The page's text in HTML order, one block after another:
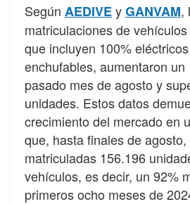
Según AEDIVEyGANVAM,
matriculaciones de
que incluyen 100%
enchufables, aumentaron un
pasado mes de agosto y
unidades. Estos datos
crecimiento del mercado en
que, hasta finales de
matriculadas 156.196
vehículos, es decir, un 92%
primeros ocho meses de